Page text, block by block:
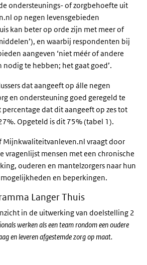
ondersteunings- of zorgbehoefte uit
op negen levensgebieden
kan beter op orde zijn met meer of
en waarbij respondenten bij
aangeven ‘niet méér of andere
te hebben; het gaat goed’.
dat aangeeft op álle negen
en ondersteuning goed geregeld te
dat dit aangeeft op zes tot
Opgeteld is dit 75% (tabel 1).
vraagt door
vragenlijst mensen met een chronische
ouderen en mantelzorgers naar hun
en beperkingen.
Langer Thuis
in de uitwerking van doelstelling 2
werken als een team rondom een oudere
en leveren afgestemde zorg op maat.